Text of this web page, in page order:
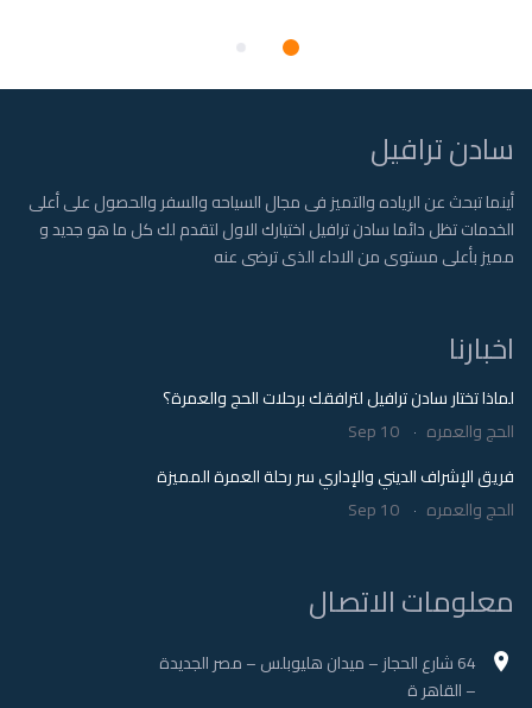
سادن ترافيل
أينما تبحث عن الرياده والتميز فى مجال السياحه والسفر والحصول على أعلى
الخدمات تظل دائما سادن ترافيل اختيارك الاول لتقدم لك كل ما هو جديد و
مميز بأعلى مستوى من الاداء الذى ترضى عنه
اخبارنا
لماذا تختار سادن ترافيل لترافقك برحلات الحج والعمرة؟
الحج والعمره
Sep 10
فريق الإشراف الديني والإداري سر رحلة العمرة المميزة
الحج والعمره
Sep 10
معلومات الاتصال
64 شارع الحجاز – ميدان هليوبلس – مصر الجديدة
– القاهر ة